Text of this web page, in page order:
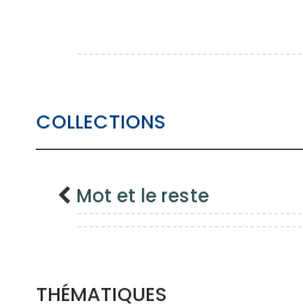
COLLECTIONS
Mot et le reste
THÉMATIQUES